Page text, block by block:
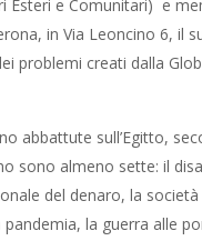
Esteri e Comunitari) e
in Via Leoncino 6,
problemi creati dalla
abbattute sull’Egitto,
sono almeno sette: il
del denaro, la
la guerra alle